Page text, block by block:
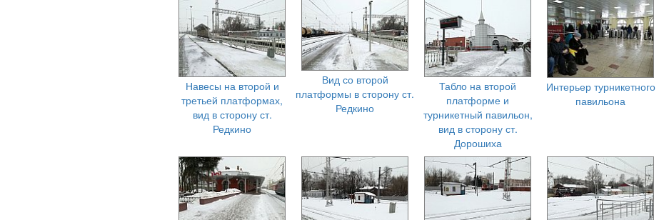
Навесы на второй и
третьей платформах,
вид в сторону ст.
Редкино
Вид со второй
платформы в сторону ст.
Редкино
Табло на второй
платформе и
турникетный павильон,
вид в сторону ст.
Дорошиха
Интерьер турникетного
павильона